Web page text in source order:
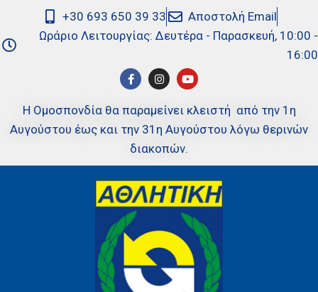
+30 693 650 39 33
Αποστολή Email
Ωράριο Λειτουργίας: Δευτέρα - Παρασκευή, 10:00 -
16:00
Η Ομοσπονδία θα παραμείνει κλειστή από την 1η
Αυγούστου έως και την 31η Αυγούστου λόγω θερινών
διακοπών.